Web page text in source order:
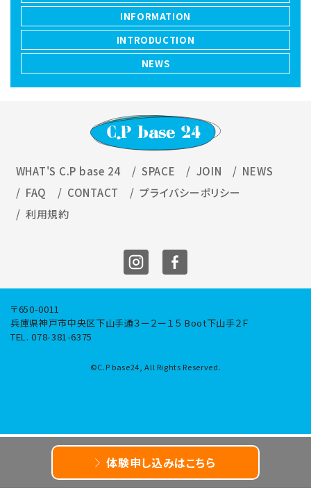
INFORMATION
INTRODUCTION
NEWS
体験申し込みはこちら
WHAT'S C.P base 24 SPACE JOIN
NEWS
FAQ
CONTACT
プライバシーポリシー
利用規約
〒650-0011
兵庫県神⼾市中央区下⼭⼿通３ー２ー１５ Boot下⼭⼿２Ｆ
TEL. 078-381-6375
©C.P base24, All Rights Reserved.